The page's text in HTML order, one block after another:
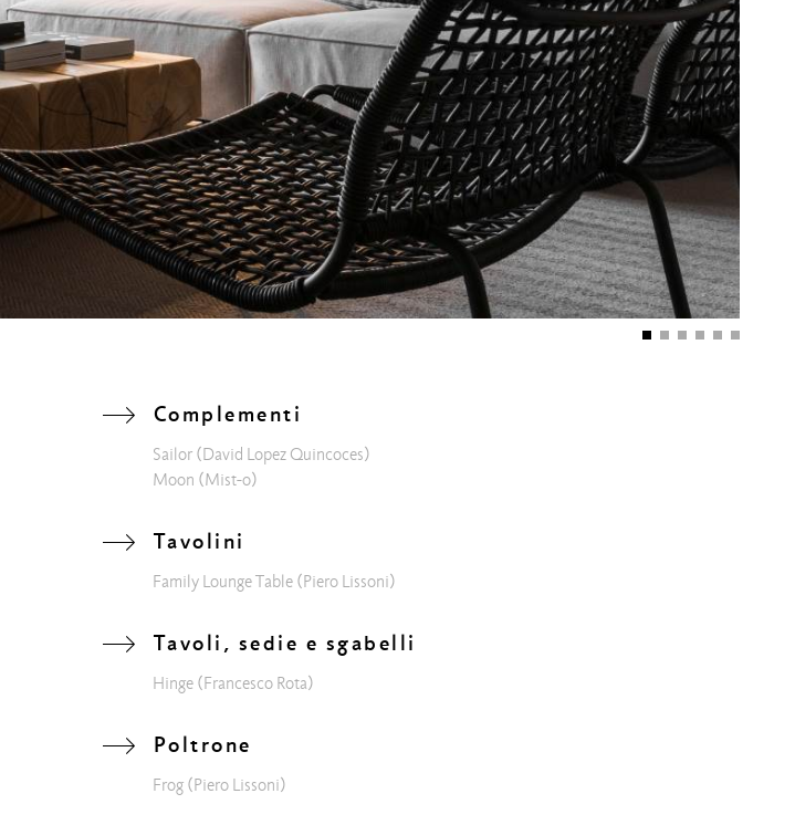
Complementi
Sailor (David Lopez Quincoces)
Moon (Mist-o)
Tavolini
Family Lounge Table (Piero Lissoni)
Tavoli, sedie e sgabelli
Hinge (Francesco Rota)
Poltrone
Frog (Piero Lissoni)